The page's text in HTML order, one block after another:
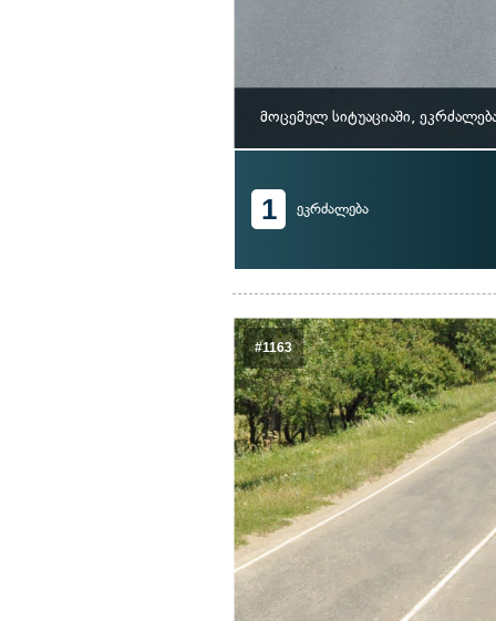
მოცემულ სიტუაციაში,
1 ეკრძალება
#1163